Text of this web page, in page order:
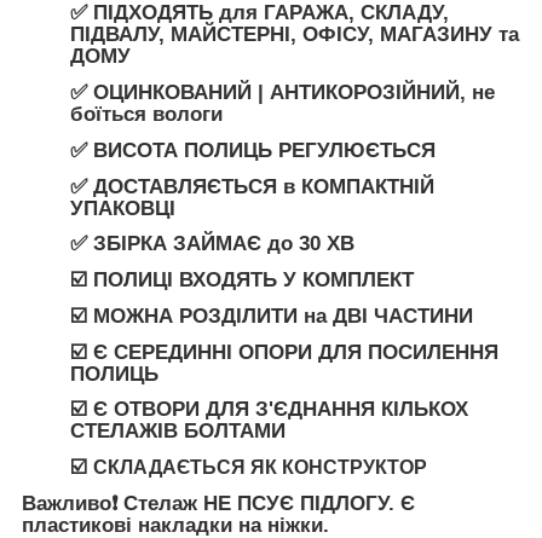
✅ ПІДХОДЯТЬ для ГАРАЖА, СКЛАДУ,
ПІДВАЛУ, МАЙСТЕРНІ , ОФІСУ, МАГАЗИНУ та
ДОМУ
✅ ОЦИНКОВАНИЙ | АНТИКОРОЗІЙНИЙ, не
боїться вологи
✅ ВИСОТА ПОЛИЦЬ РЕГУЛЮЄТЬСЯ
✅ ДОСТАВЛЯЄТЬСЯ в КОМПАКТНІЙ
УПАКОВЦІ
✅ ЗБІРКА ЗАЙМАЄ до 30 ХВ
☑️ ПОЛИЦІ ВХОДЯТЬ У КОМПЛЕКТ
☑️ МОЖНА РОЗДІЛИТИ наДВІ ЧАСТИНИ
☑️ Є СЕРЕДИННІ ОПОРИ ДЛЯ ПОСИЛЕННЯ
ПОЛИЦЬ
☑️ Є ОТВОРИ ДЛЯ З'ЄДНАННЯ КІЛЬКОХ
СТЕЛАЖІВ БОЛТАМИ
☑️ СКЛАДАЄТЬСЯ ЯК КОНСТРУКТОР
Важливо❗️ Стелаж НЕ ПСУЄ ПІДЛОГУ. Є
пластикові накладки на ніжки.